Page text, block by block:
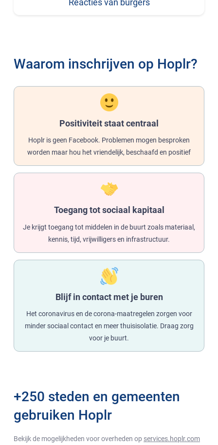
Reacties van burgers
Waarom inschrijven op Hoplr?
Positiviteit staat centraal
Hoplr is geen Facebook. Problemen mogen besproken
worden maar hou het vriendelijk, beschaafd en positief
Toegang tot sociaal kapitaal
Je krijgt toegang tot middelen in de buurt zoals materiaal,
kennis, tijd, vrijwilligers en infrastructuur.
Blijf in contact met je buren
Het coronavirus en de corona-maatregelen zorgen voor
minder sociaal contact en meer thuisisolatie. Draag zorg
voor je buurt.
+250 steden en gemeenten
gebruiken Hoplr
Bekijk de mogelijkheden voor overheden op services.hoplr.com